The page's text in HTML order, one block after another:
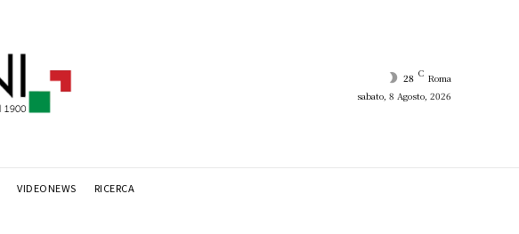
28 C Roma
sabato, 8 Agosto, 2026
VIDEONEWS RICERCA